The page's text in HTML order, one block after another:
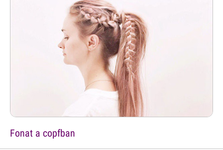
Fonat a copfban